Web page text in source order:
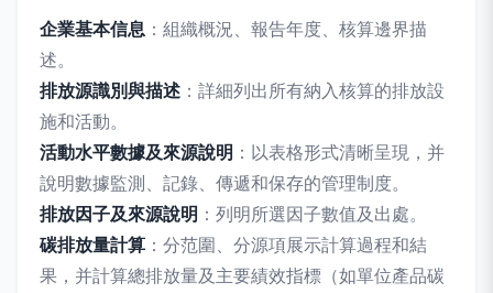
企業基本信息 ：組織概況、報告年度、核算邊界描
述。
排放源識別與描述 ：詳細列出所有納入核算的排放設
施和活動。
活動水平數據及來源說明 ：以表格形式清晰呈現，并
說明數據監測、記錄、傳遞和保存的管理制度。
排放因子及來源說明 ：列明所選因子數值及出處。
碳排放量計算 ：分范圍、分源項展示計算過程和結
果，并計算總排放量及主要績效指標（如單位產品碳